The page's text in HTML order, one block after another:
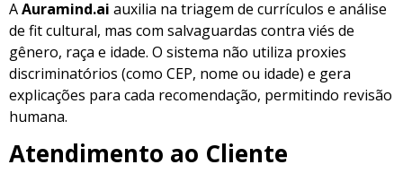
AAuramind.ai auxilia na triagem de currículos e análise
de fit cultural, mas com salvaguardas contra viés de
gênero, raça e idade. O sistema não utiliza proxies
discriminatórios (como CEP, nome ou idade) e gera
explicações para cada recomendação, permitindo revisão
humana.
Atendimento ao Cliente